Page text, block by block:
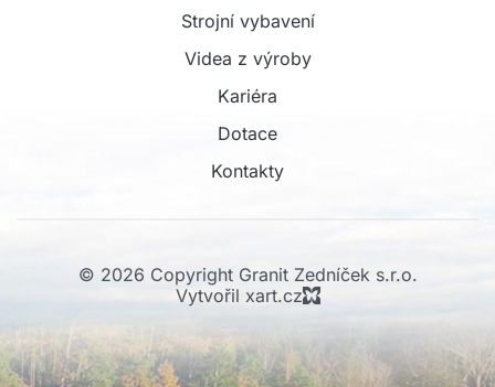
Strojní vybavení
Videa z výroby
Kariéra
Dotace
Kontakty
© 2026 Copyright Granit Zedníček s.r.o.
Vytvořil xart.cz